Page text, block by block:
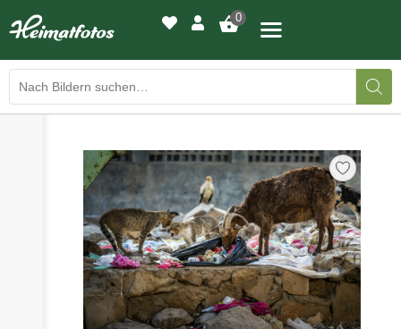
0
BILDERGALERIE
DRUCKQUALITÄTEN
LED-LEUCHTBILDER
WIR DRUCKEN IHR BILD
AUSSTELLUNGEN